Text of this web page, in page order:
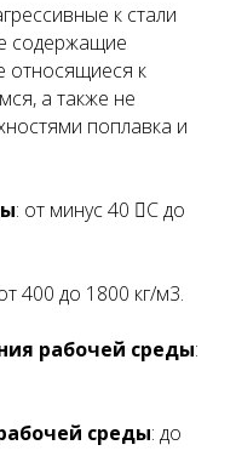
к стали
содержащие
относящиеся к
а также не
поплавка и
: от минус 40 C до
400 до 1800 кг/м3.
рабочей среды:
среды: до